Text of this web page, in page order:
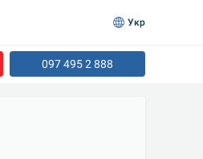
097 495 2 888
Укр